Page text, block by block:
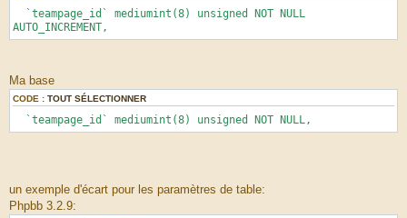
`teampage_id` mediumint(8) unsigned NOT NULL
AUTO_INCREMENT,
Ma base
CODE : TOUT SÉLECTIONNER
`teampage_id` mediumint(8) unsigned NOT NULL,
un exemple d'écart pour les paramètres de table:
Phpbb 3.2.9: